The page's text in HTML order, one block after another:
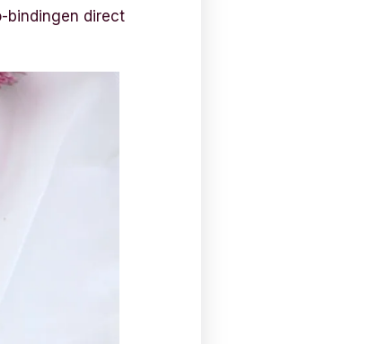
bindingen direct